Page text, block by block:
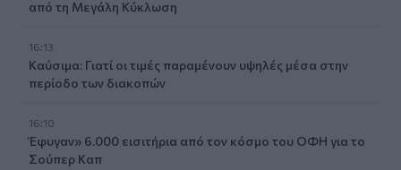
από τη Μεγάλη Κύκλωση
16:13
Καύσιμα: Γιατί οι τιμές παραμένουν υψηλές μέσα στην
περίοδο των διακοπών
16:10
Έφυγαν» 6.000 εισιτήρια από τον κόσμο του ΟΦΗ για το
Σούπερ Καπ